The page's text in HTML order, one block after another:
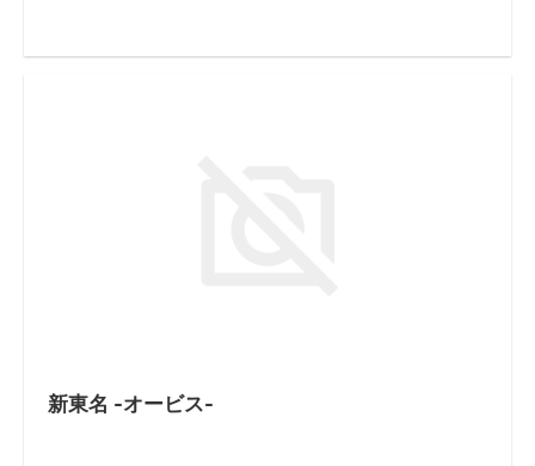
新東名 -オービス-